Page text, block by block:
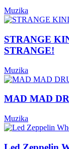
Muzika
STRANGE
STRANGE!
Muzika
MAD MAD
Muzika